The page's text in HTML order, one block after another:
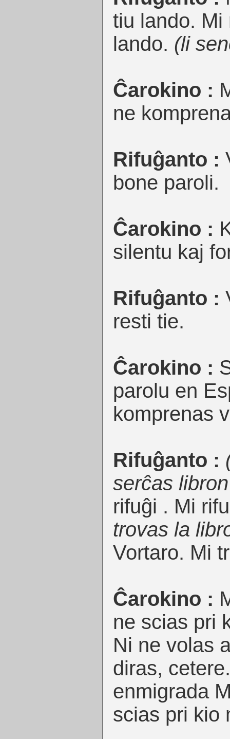
tiu lando. Mi
lando. (li
Ĉarokino :
ne
Rifuĝanto :
bone paroli.
Ĉarokino :
silentu kaj
Rifuĝanto :
resti tie.
Ĉarokino :
parolu en
komprenas
Rifuĝanto :
serĉas
rifuĝi . Mi
trovas la
Vortaro. Mi
Ĉarokino :
ne scias pri
Ni ne volas
diras,
enmigrada
scias pri kio